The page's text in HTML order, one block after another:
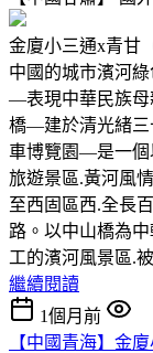
金廈小三通x青甘
中國的城市濱河
—表現中華民族母
橋—建於清光緒三
車博覽園—是一個
旅遊景區.黃河風
至西固區西.全長
路。以中山橋為
工的濱河風景區.
繼續閱讀
1個月前
【中國青海】金